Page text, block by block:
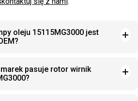
oleju 15115MG3000 jest
pasuje rotor wirnik